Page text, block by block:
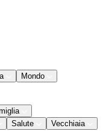
Mondo
Salute
Vecchiaia